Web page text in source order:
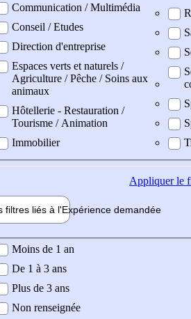
Communication / Multimédia
Conseil / Etudes
Direction d'entreprise
Espaces verts et naturels /
Agriculture / Pêche / Soins aux
animaux
Hôtellerie - Restauration /
Tourisme / Animation
Immobilier
Appliquerle
filtres liés à l'Expérience demandée
demandée
Moins de 1 an
De 1 à 3 ans
Plus de 3 ans
Non renseignée